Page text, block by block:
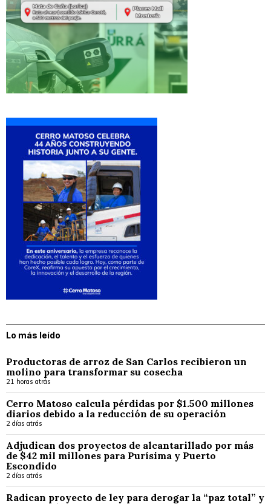
Lo más leído
Productoras de arroz de San Carlos recibieron un
molino para transformar su cosecha
21 horas atrás
Cerro Matoso calcula pérdidas por $1.500 millones
diarios debido a la reducción de su operación
2 días atrás
Adjudican dos proyectos de alcantarillado por más
de $42 mil millones para Purísima y Puerto
Escondido
2 días atrás
Radican proyecto de ley para derogar la “paz total” y